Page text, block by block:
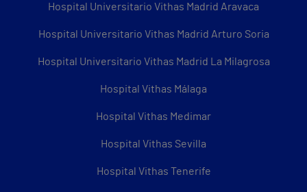
Hospital Universitario Vithas Madrid Aravaca
Hospital Universitario Vithas Madrid Arturo Soria
Hospital Universitario Vithas Madrid La Milagrosa
Hospital Vithas Málaga
Hospital Vithas Medimar
Hospital Vithas Sevilla
Hospital Vithas Tenerife